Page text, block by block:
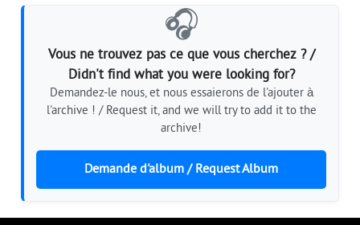
🎧
Vous ne trouvez pas ce que vous cherchez ? /
Didn't find what you were looking for?
Demandez-le nous, et nous essaierons de l'ajouter à
l'archive ! / Request it, and we will try to add it to the
archive!
Demande d'album / Request Album